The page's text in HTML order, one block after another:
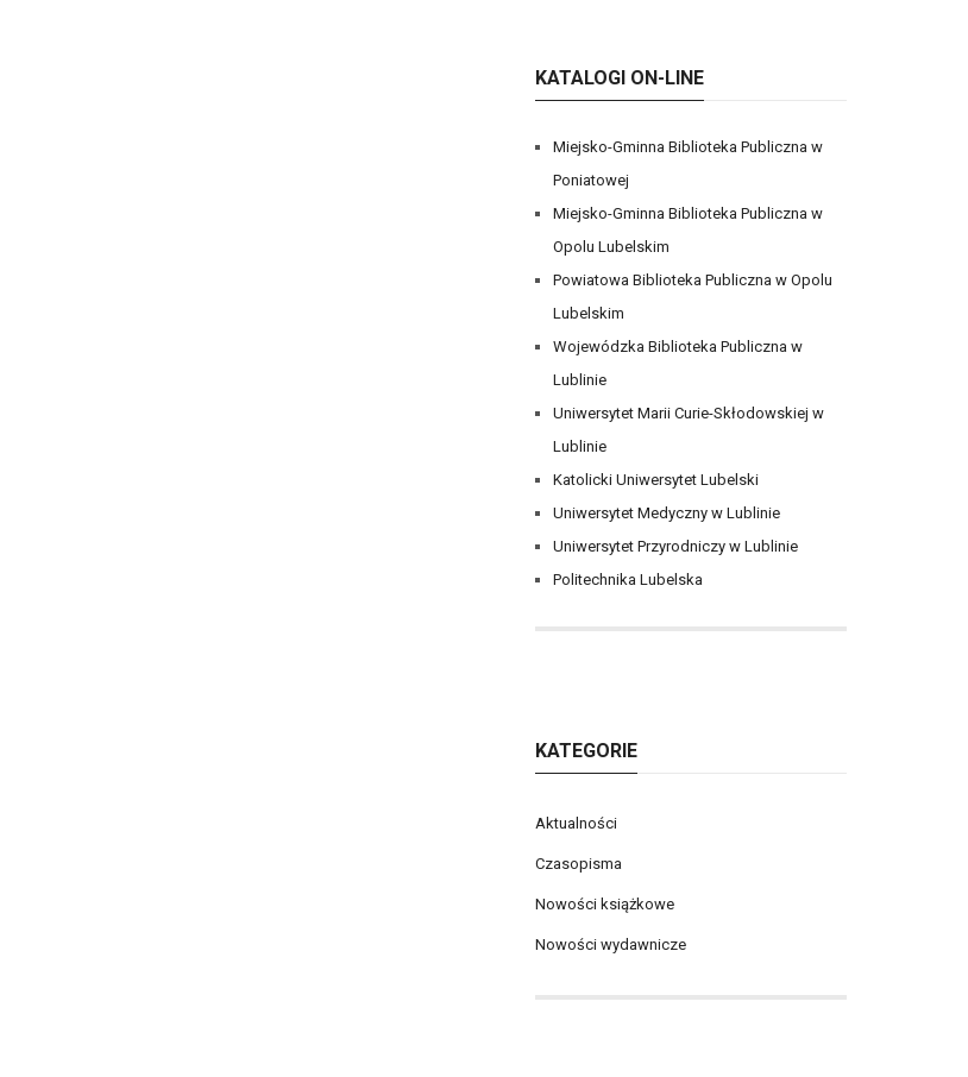
KATALOGI ON-LINE
Miejsko-Gminna Biblioteka Publiczna w
Poniatowej
Miejsko-Gminna Biblioteka Publiczna w
Opolu Lubelskim
Powiatowa Biblioteka Publiczna w Opolu
Lubelskim
Wojewódzka Biblioteka Publiczna w
Lublinie
Uniwersytet Marii Curie-Skłodowskiej w
Lublinie
Katolicki Uniwersytet Lubelski
Uniwersytet Medyczny w Lublinie
Uniwersytet Przyrodniczy w Lublinie
Politechnika Lubelska
KATEGORIE
Aktualności
Czasopisma
Nowości książkowe
Nowości wydawnicze